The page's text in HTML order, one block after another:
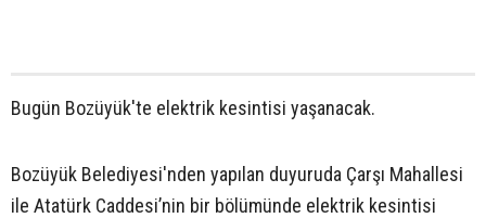
Bugün Bozüyük'te elektrik kesintisi yaşanacak.
Bozüyük Belediyesi'nden yapılan duyuruda Çarşı Mahallesi
ile Atatürk Caddesi’nin bir bölümünde elektrik kesintisi